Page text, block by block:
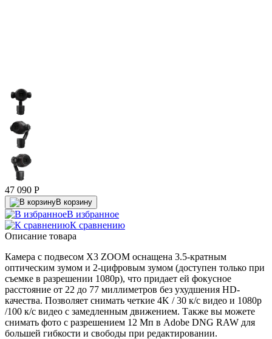
47 090 P
В корзину
В избранное
К сравнению
Описание товара
Камера с подвесом X3 ZOOM оснащена 3.5-кратным
оптическим зумом и 2-цифровым зумом (доступен только при
съемке в разрешении 1080p), что придает ей фокусное
расстояние от 22 до 77 миллиметров без ухудшения HD-
качества. Позволяет снимать четкие 4K / 30 к/с видео и 1080p
/100 к/с видео с замедленным движением. Также вы можете
снимать фото с разрешением 12 Мп в Adobe DNG RAW для
большей гибкости и свободы при редактировании.